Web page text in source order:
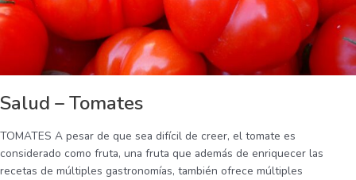
Salud – Tomates
TOMATES A pesar de que sea difícil de creer, el tomate es
considerado como fruta, una fruta que además de enriquecer las
recetas de múltiples gastronomías, también ofrece múltiples